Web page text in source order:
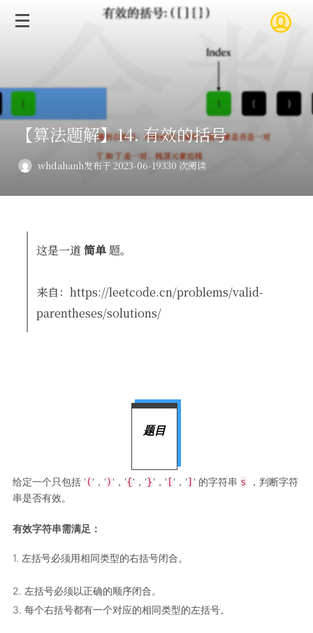
【算法题解】14. 有效的括号
whdahanh发布于 2023-06-19330 次阅读
这是一道 简单题。
来自：https://leetcode.cn/problems/valid-
parentheses/solutions/
题目
给定一个只包括 ' ( '，') '，'{'，'}'，' [ '，'] ' 的字符串 s
，判断字符
串是否有效。
有效字符串需满足：
1. 左括号必须用相同类型的右括号闭合。
2. 左括号必须以正确的顺序闭合。
3. 每个右括号都有一个对应的相同类型的左括号。